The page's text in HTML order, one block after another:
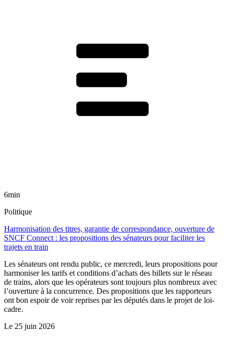
6min
Politique
Harmonisation des titres, garantie de correspondance, ouverture de
SNCF Connect : les propositions des sénateurs pour faciliter les
trajets en train
Les sénateurs ont rendu public, ce mercredi, leurs propositions pour
harmoniser les tarifs et conditions d’achats des billets sur le réseau
de trains, alors que les opérateurs sont toujours plus nombreux avec
l’ouverture à la concurrence. Des propositions que les rapporteurs
ont bon espoir de voir reprises par les députés dans le projet de loi-
cadre.
Le 25 juin 2026